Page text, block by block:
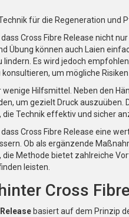
für die Regeneration und
Cross Fibre Release nicht
Übung können auch Laien
Es wird jedoch
um mögliche
Hilfsmittel. Neben den
um gezielt Druck auszuüben.
Technik effektiv und sicher
Cross Fibre Release eine
Ob als ergänzende
Methode bietet zahlreiche
leisten.
Cross
basiert auf dem Prinzip